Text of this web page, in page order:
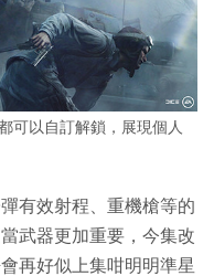
可以自訂解鎖，展現個人
有效射程、重機槍等的
武器更加重要，今集改
再好似上集咁明明準星